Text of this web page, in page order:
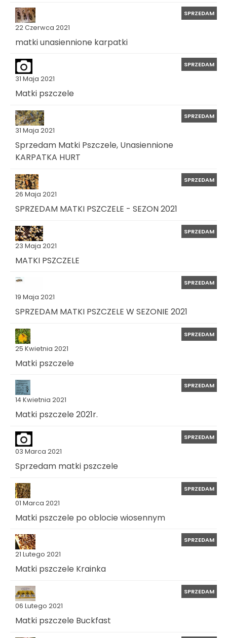
22 Czerwca 2021
SPRZEDAM
matki unasiennione karpatki
31 Maja 2021
SPRZEDAM
Matki pszczele
31 Maja 2021
SPRZEDAM
Sprzedam Matki Pszczele, Unasiennione
KARPATKA HURT
26 Maja 2021
SPRZEDAM
SPRZEDAM MATKI PSZCZELE - SEZON 2021
23 Maja 2021
SPRZEDAM
MATKI PSZCZELE
19 Maja 2021
SPRZEDAM
SPRZEDAM MATKI PSZCZELE W SEZONIE 2021
25 Kwietnia 2021
SPRZEDAM
Matki pszczele
14 Kwietnia 2021
SPRZEDAM
Matki pszczele 2021r.
03 Marca 2021
SPRZEDAM
Sprzedam matki pszczele
01 Marca 2021
SPRZEDAM
Matki pszczele po oblocie wiosennym
21 Lutego 2021
SPRZEDAM
Matki pszczele Krainka
06 Lutego 2021
SPRZEDAM
Matki pszczele Buckfast